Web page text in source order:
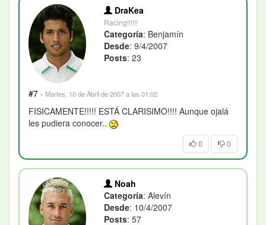
DraKea
Racing!!!!!!
Categoría: Benjamín
Desde: 9/4/2007
Posts: 23
#7 · Martes, 10 de Abril de 2007 a las 01:02
FISICAMENTE!!!!! ESTÁ CLARISIMO!!!! Aunque ojalá
les pudiera conocer..
0 0
Noah
Categoría: Alevín
Desde: 10/4/2007
Posts: 57